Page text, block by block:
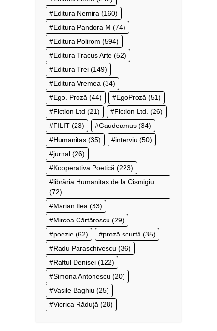
Editura Nemira (160)
Editura Pandora M (74)
Editura Polirom (594)
Editura Tracus Arte (52)
Editura Trei (149)
Editura Vremea (34)
Ego. Proză (44) EgoProză (51)
Fiction Ltd (21) Fiction Ltd. (26)
FILIT (23) Gaudeamus (34)
Humanitas (35) interviu (50)
jurnal (26)
Kooperativa Poetică (223)
librăria Humanitas de la Cișmigiu
(72)
Marian Ilea (33)
Mircea Cărtărescu (29)
poezie (62) proză scurtă (35)
Radu Paraschivescu (36)
Raftul Denisei (122)
Simona Antonescu (20)
Vasile Baghiu (25)
Viorica Răduţă (28)